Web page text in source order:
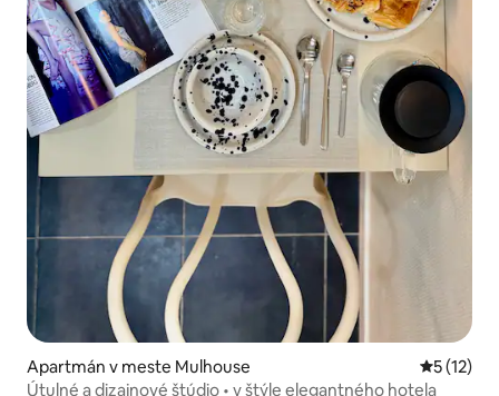
Apartmán v meste Mulhouse
5 (12)
Útulné a dizajnové štúdio • v štýle elegantného hotela